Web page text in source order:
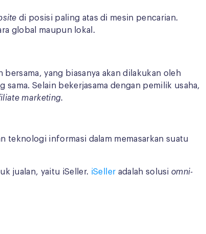
di posisi paling atas di mesin pencarian.
global maupun lokal.
yang biasanya akan dilakukan oleh
Selain bekerjasama dengan pemilik usaha,
marketing.
teknologi informasi dalam memasarkan suatu
jualan, yaitu iSeller. iSeller adalah solusiomni-